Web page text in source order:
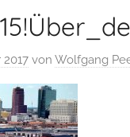
von Wolfgang